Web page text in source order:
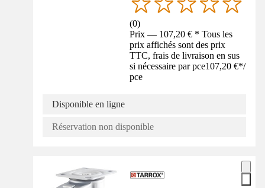
(0)
Prix — 107,20 € * Tous les
prix affichés sont des prix
TTC, frais de livraison en sus
si nécessaire par pce107,20 €*/
pce
Disponible en ligne
Réservation non disponible